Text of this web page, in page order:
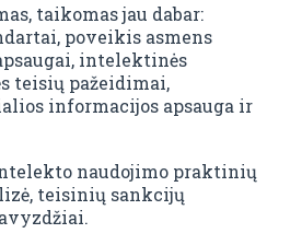
taikomas jau dabar:
poveikis asmens
intelektinės
teisių pažeidimai,
informacijos apsauga ir
naudojimo praktinių
teisinių sankcijų